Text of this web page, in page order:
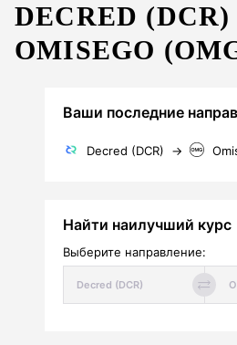
DECRED
OMISEGO
Ваши последние
Decred (DCR) →
Найти наилучший курс
Выберите направление: